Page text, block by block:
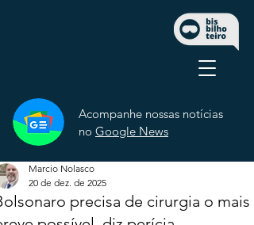
Acompanhe nossas notícias
no Google News
precisa de cirurgia o mais
Marcio Nolasco
20 de dez. de 2025